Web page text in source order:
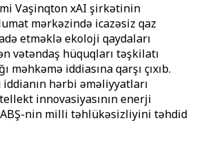
Vaşinqton xAI şirkətinin
mərkəzində icazəsiz qaz
etməklə ekoloji qaydaları
vətəndaş hüquqları təşkilatı
məhkəmə iddiasına qarşı çıxıb.
hərbi əməliyyatları
innovasiyasının enerji
ABŞ-nin milli təhlükəsizliyini təhdid